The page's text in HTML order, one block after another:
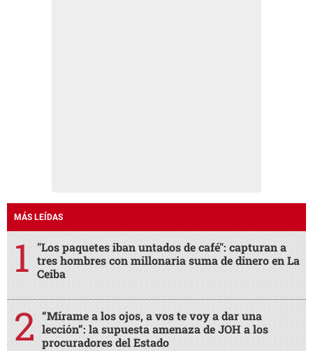
MÁS LEÍDAS
"Los paquetes iban untados de café": capturan a
tres hombres con millonaria suma de dinero en La
Ceiba
“Mírame a los ojos, a vos te voy a dar una
lección”: la supuesta amenaza de JOH a los
procuradores del Estado